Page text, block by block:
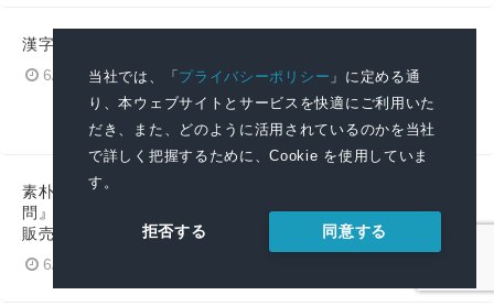
当社では、「プライバシーポリシー 」に定める通
り、本ウェブサイトとサービスを快適にご利用いた
だき、また、どのように活用されているのかを当社
で詳しく把握するために、Cookie を使用していま
す。
拒否する 同意する
漢字ミュージアム開館10周年記念企画
6/25 10:00
素朴なギモンに答える『漢字の大疑
問』（漢検協会編） 6月12日より予約
販売スタート！【7月30日発売】
6/12 12:00